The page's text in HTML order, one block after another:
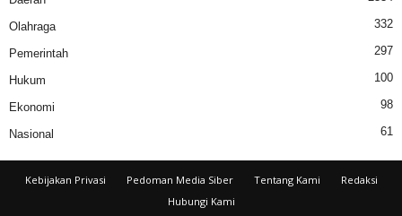
Olahraga 332
Pemerintah 297
Hukum 100
Ekonomi 98
Nasional 61
Kebijakan Privasi Pedoman Media Siber Tentang Kami
Redaksi
Hubungi Kami